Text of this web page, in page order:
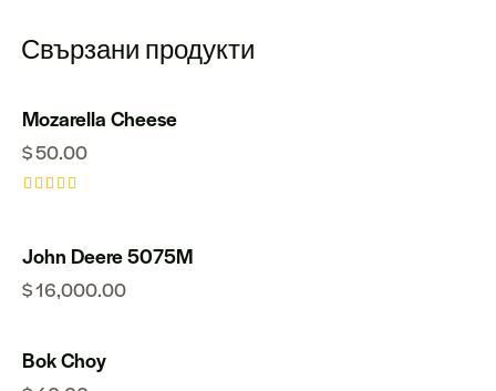
Свързани продукти
Mozarella Cheese
$50.00
от 5
John Deere 5075M
$16,000.00
Bok Choy